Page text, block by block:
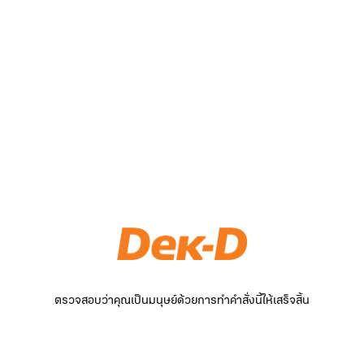
ตรวจสอบว่าคุณเป็นมนุษย์ด้วยการทำคำสั่งนี้ให้เสร็จสิ้น